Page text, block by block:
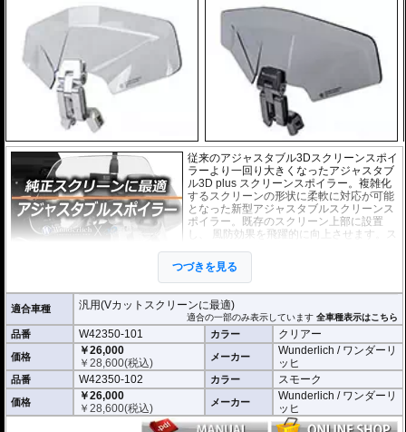
従来のアジャスタブル3Dスクリーンスポイ
ラーより一回り大きくなったアジャスタブ
ル3D plus スクリーンスポイラー。複雑化
するスクリーンの形状に柔軟に対応が可能
となった新型アジャスタブルスクリーンス
ポイラー。既存のスクリーン上部に設置
し、 風防効果を飛躍的に向上させます。ス
調整が可能。走行シーンに合わせてご利用
頂けます。また、不要な時にはと簡単 に取
り外すことができます。
外寸(スクリーン) : 横 x 高さ : 約24.5cm x 9.
5cm
※スクリーンを挟み込んで取り付けるタイ
プのため、上端に折り返しのあるスクリー
ンには使用できません。
※商品は汎用品ですが、一部車種について
はメーカーで取付確認がされています。詳
細は適合情報の全車種表示をご確認くださ
い。
つづきを見る
適合車種 汎用(Vカットスクリーンに最適)
適合の一部のみ表示しています全車種表示はこちら
品番 W42350-101 カラー クリアー
価格
￥26,000
￥28,600(税込) メーカー
Wunderlich / ワンダーリ
ッヒ
品番 W42350-102 カラー スモーク
価格
￥26,000
￥28,600(税込) メーカー
Wunderlich / ワンダーリ
ッヒ